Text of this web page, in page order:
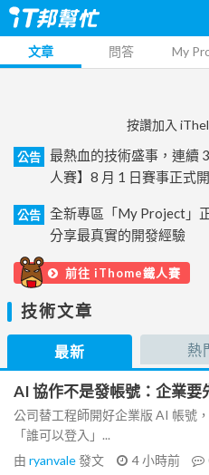
文章 問答 My
按讚加入
公告
最熱血的技術盛事，連續
人賽】8 月 1 日賽事正式開
公告
全新專區「My Project」
分享最真實的開發經驗
前往 iThome鐵人賽
技術文章
最新 熱
AI 協作不是發帳號：企業要
公司替工程師開好企業版 AI 帳號
「誰可以登入」...
由 ryanvale發文 4 小時前